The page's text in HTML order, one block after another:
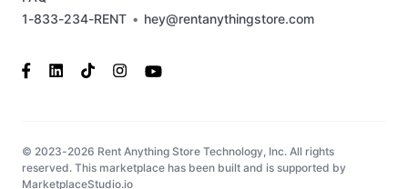
1-833-234-RENT • hey@rentanythingstore.com
© 2023-2026 Rent Anything Store Technology, Inc. All rights
reserved. This marketplace has been built and is supported by
MarketplaceStudio.io